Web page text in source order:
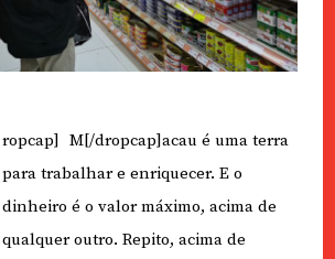
ropcap] M[/dropcap]acau é uma terra
para trabalhar e enriquecer. E o
dinheiro é o valor máximo, acima de
qualquer outro. Repito, acima de